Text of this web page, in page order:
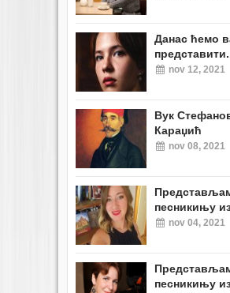
Данас ћемо
nov 12, 2021
Вук
Караџић
nov 08, 2021
песникињу
nov 04, 2021
песникињу